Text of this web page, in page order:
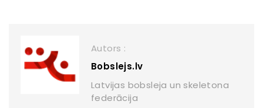
Autors :
Bobslejs.lv
Latvijas bobsleja un skeletona
federācija